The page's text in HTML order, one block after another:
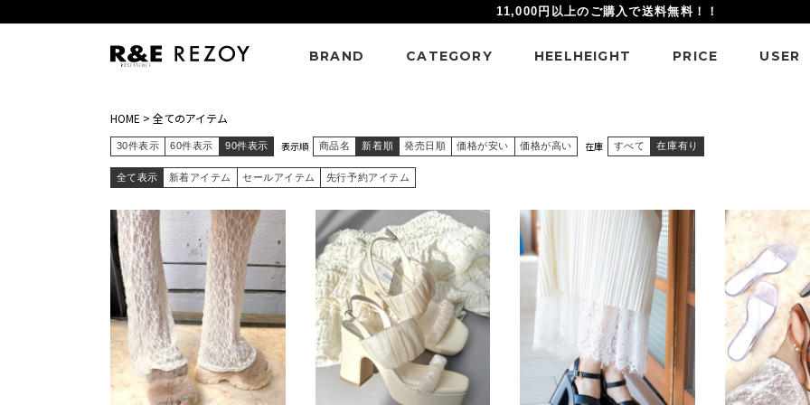
11,000円以上のご購入で送料無料！！
BRAND CATEGORY HEELHEIGHT PRICE USER
HOME > 全てのアイテム
30件表示 60件表示 90件表示 表示順 商品名 新着順 発売日順 価格が安い 価格が高い 在庫 すべて 在庫有り
全て表示 新着アイテム セールアイテム 先行予約アイテム